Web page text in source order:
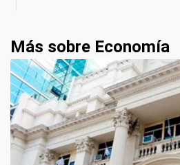
Más sobre Economía